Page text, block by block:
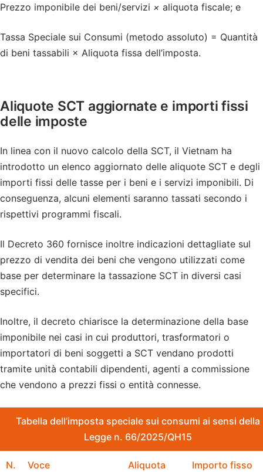
Prezzo imponibile dei beni/servizi × aliquota fiscale; e
Tassa Speciale sui Consumi (metodo assoluto) = Quantità
di beni tassabili × Aliquota fissa dell’imposta.
Aliquote SCT aggiornate e importi fissi
delle imposte
In linea con il nuovo calcolo della SCT, il Vietnam ha
introdotto un elenco aggiornato delle aliquote SCT e degli
importi fissi delle tasse per i beni e i servizi imponibili. Di
conseguenza, alcuni elementi saranno tassati secondo i
rispettivi programmi fiscali.
Il Decreto 360 fornisce inoltre indicazioni dettagliate sul
prezzo di vendita dei beni che vengono utilizzati come
base per determinare la tassazione SCT in diversi casi
specifici.
Inoltre, il decreto chiarisce la determinazione della base
imponibile nei casi in cui produttori, trasformatori o
importatori di beni soggetti a SCT vendano prodotti
tramite unità contabili dipendenti, agenti a commissione
che vendono a prezzi fissi o entità connesse.
Tabella dell’imposta speciale sui consumi ai sensi della
Legge n. 66/2025/QH15
N. Voce
Aliquota
Importo fisso